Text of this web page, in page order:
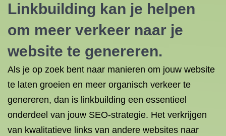
Linkbuilding kan je helpen
om meer verkeer naar je
website te genereren.
Als je op zoek bent naar manieren om jouw website
te laten groeien en meer organisch verkeer te
genereren, dan is linkbuilding een essentieel
onderdeel van jouw SEO-strategie. Het verkrijgen
van kwalitatieve links van andere websites naar